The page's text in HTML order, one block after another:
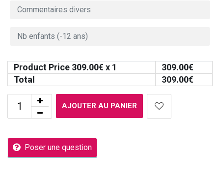
Product Price 309.00€ x 1 309.00€
Total
309.00€
AJOUTER AU PANIER
Poser une question